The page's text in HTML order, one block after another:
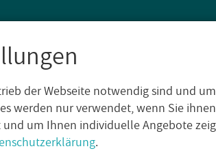
der Webseite notwendig sind und
werden nur verwendet, wenn Sie
um Ihnen individuelle Angebote
.
AUS­SEN­FLIE­SEN DE­KO­RE
schwarz matt